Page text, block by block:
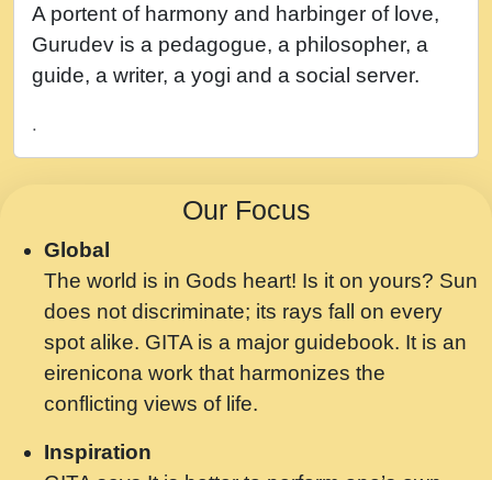
सहर चरण क .....mp3
बगड नसब कसन सवर तर बगर Shri ravinandan
shastri ji maharaj.mp3
Chahe Ram Ho Chahe Shyam Ho.mp3
मझ अपन जवन बनन न आय, रठ हर क मनन न आय
Shri ravinandan shastri ji maharaj.mp3
मन अशांत मंत्र जाप - गीता प्रेरणा -Swami
Gyananand Ji Maharaj.mp3
मन बध लय परम वल कगन Special Shyam
Saawariya.mp3
A portent of harmony and harbinger of love,
Gurudev is a pedagogue, a philosopher, a
guide, a writer, a yogi and a social server.
.
Our Focus
Global
The world is in Gods heart! Is it on yours? Sun
does not discriminate; its rays fall on every
spot alike. GITA is a major guidebook. It is an
eirenicona work that harmonizes the
conflicting views of life.
Inspiration